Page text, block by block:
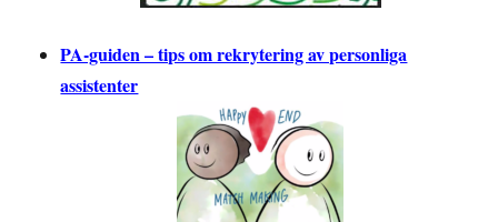
PA-guiden – tips om rekrytering av personliga
assistenter